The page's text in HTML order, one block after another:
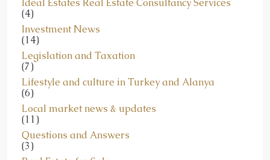
Ideal Estates Real Estate Consultancy Services
(4)
Investment News
(14)
Legislation and Taxation
(7)
Lifestyle and culture in Turkey and Alanya
(6)
Local market news & updates
(11)
Questions and Answers
(3)